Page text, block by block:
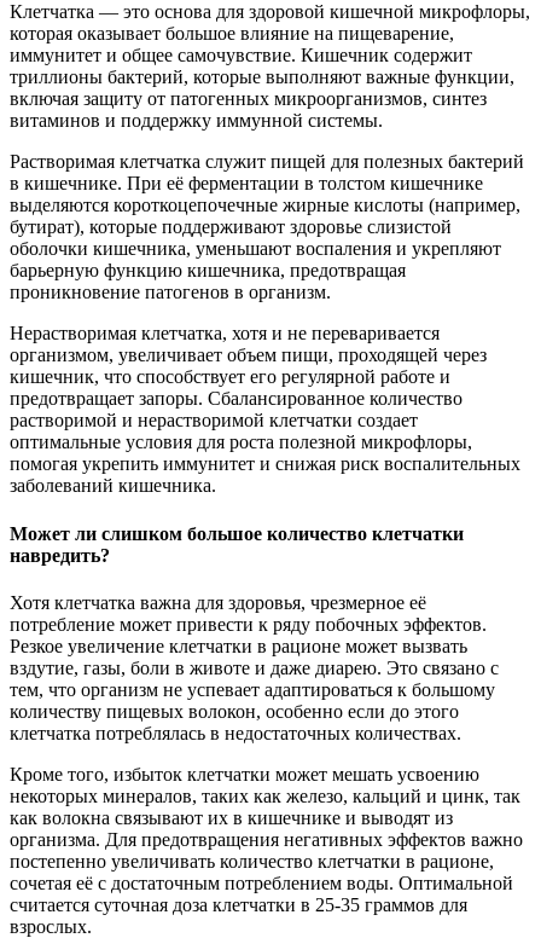
Клетчатка — это основа для здоровой кишечной микрофлоры,
которая оказывает большое влияние на пищеварение,
иммунитет и общее самочувствие. Кишечник содержит
триллионы бактерий, которые выполняют важные функции,
включая защиту от патогенных микроорганизмов, синтез
витаминов и поддержку иммунной системы.
Растворимая клетчатка служит пищей для полезных бактерий
в кишечнике. При её ферментации в толстом кишечнике
выделяются короткоцепочечные жирные кислоты (например,
бутират), которые поддерживают здоровье слизистой
оболочки кишечника, уменьшают воспаления и укрепляют
барьерную функцию кишечника, предотвращая
проникновение патогенов в организм.
Нерастворимая клетчатка, хотя и не переваривается
организмом, увеличивает объем пищи, проходящей через
кишечник, что способствует его регулярной работе и
предотвращает запоры. Сбалансированное количество
растворимой и нерастворимой клетчатки создает
оптимальные условия для роста полезной микрофлоры,
помогая укрепить иммунитет и снижая риск воспалительных
заболеваний кишечника.
Может ли слишком большое количество клетчатки
навредить?
Хотя клетчатка важна для здоровья, чрезмерное её
потребление может привести к ряду побочных эффектов.
Резкое увеличение клетчатки в рационе может вызвать
вздутие, газы, боли в животе и даже диарею. Это связано с
тем, что организм не успевает адаптироваться к большому
количеству пищевых волокон, особенно если до этого
клетчатка потреблялась в недостаточных количествах.
Кроме того, избыток клетчатки может мешать усвоению
некоторых минералов, таких как железо, кальций и цинк, так
как волокна связывают их в кишечнике и выводят из
организма. Для предотвращения негативных эффектов важно
постепенно увеличивать количество клетчатки в рационе,
сочетая её с достаточным потреблением воды. Оптимальной
считается суточная доза клетчатки в 25-35 граммов для
взрослых.